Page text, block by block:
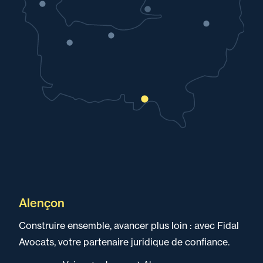
Alençon
Construire ensemble, avancer plus loin : avec Fidal
Avocats, votre partenaire juridique de confiance.